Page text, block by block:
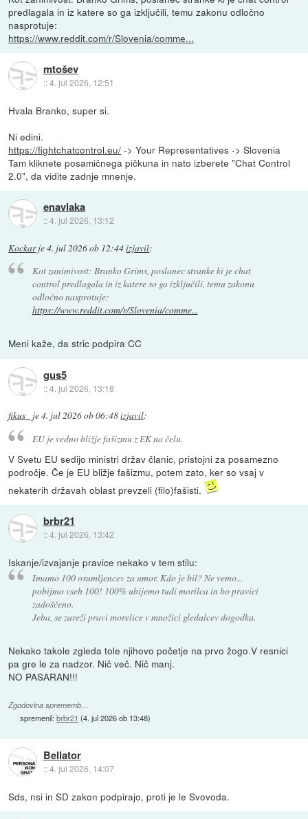
predlagala in iz katere so ga izključili, temu zakonu odločno
nasprotuje:
https://www.reddit.com/r/Slovenia/comme...
mtošev
::4. jul 2026, 12:51
Hvala Branko, super si.
Ni edini.
https://fightchatcontrol.eu/ -> Your Representatives -> Slovenia
Tam kliknete posamičnega pičkuna in nato izberete "Chat Control
2.0", da vidite zadnje mnenje.
enavlaka
::4. jul 2026, 13:12
Kockarje4. jul 2026 ob 12:44izjavil:
Kot zanimivost: Branko Grims, poslanec stranke ki je chat
control predlagala in iz katere so ga izključili, temu zakonu
odločno nasprotuje:
https://www.reddit.com/r/Slovenia/comme...
Meni kaže, da stric podpira CC
gus5
::4. jul 2026, 13:18
fikus_ je4. jul 2026 ob 06:48izjavil:
EU je vedno bližje fašizmu z EK na čelu.
V Svetu EU sedijo ministri držav članic, pristojni za posamezno
področje. Če je EU bližje fašizmu, potem zato, ker so vsaj v
nekaterih državah oblast prevzeli (filo)fašisti.
brbr21
::4. jul 2026, 13:42
Iskanje/izvajanje pravice nekako v tem stilu:
Imamo 100 osumljencev za umor. Kdo je bil? Ne vemo...
pobijmo vseh 100! 100% ubijemo tudi morilca in bo pravici
zadoščeno.
Jeba, se zareži pravi morelice v množici gledalcev dogodka.
Nekako takole zgleda tole njihovo početje na prvo žogo.V resnici
pa gre le za nadzor. Nič več. Nič manj.
NO PASARAN!!!
Zgodovina sprememb…
spremenil:brbr21 (4. jul 2026 ob 13:48)
Bellator
::4. jul 2026, 14:07
Sds, nsi in SD zakon podpirajo, proti je le Svovoda.